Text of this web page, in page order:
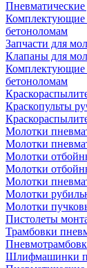
Пневматические
Комплектующие
бетоноломам
Запчасти для
Клапаны для
Комплектующие
бетоноломам
Краскопульты
Молотки
Молотки
Молотки
Молотки
Молотки
Молотки
Молотки
Пистолеты
Трамбовки
Шлифмашинки